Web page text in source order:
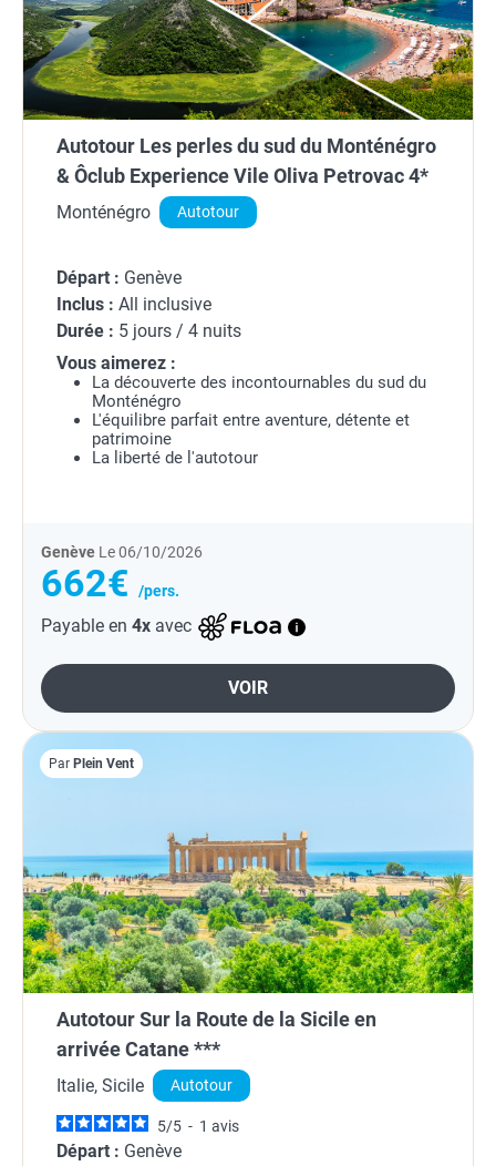
Autotour Les perles du sud du Monténégro
& Ôclub Experience Vile Oliva Petrovac 4*
Monténégro Autotour
Départ : Genève
Inclus : All inclusive
Durée : 5 jours / 4 nuits
Vous aimerez :
La découverte des incontournables du sud du
Monténégro
L'équilibre parfait entre aventure, détente et
patrimoine
La liberté de l'autotour
Genève Le 06/10/2026
662€ /pers.
Payable en 4x avec
VOIR
Par Plein Vent
Autotour Sur la Route de la Sicile en
arrivée Catane ***
Italie, Sicile Autotour
5/5 - 1 avis
Départ : Genève